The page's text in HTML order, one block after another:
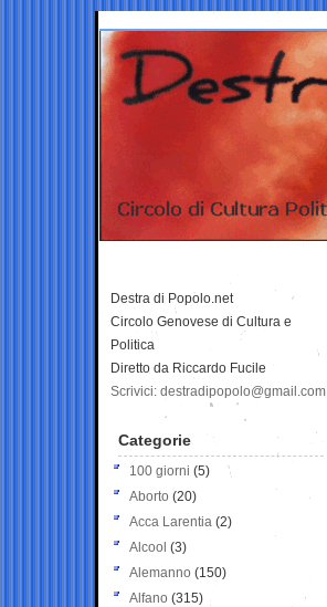
Destra di Popolo.net
Circolo Genovese di Cultura e
Politica
Diretto da Riccardo Fucile
Scrivici: destradipopolo@gmail.com
Categorie
100 giorni (5)
Aborto (20)
Acca Larentia (2)
Alcool (3)
Alemanno (150)
Alfano (315)